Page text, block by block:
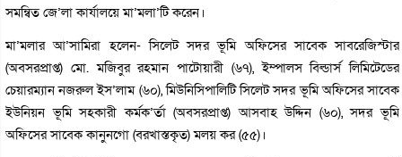
সমন্বিত জে’লা কার্যালয়ে মা’মলা’টি করেন।
মা’মলার আ’সামিরা হলেন- সিলেট সদর ভূমি অফিসের সাবেক সাবরেজিস্টার
(অবসরপ্রাপ্ত) মো. মজিবুর রহমান পাটোয়ারী (৬৭), ইম্পালস বিল্ডার্স লিমিটেডের
চেয়ারম্যান নজরুল ইস’লাম (৬০), মিউনিসিপালিটি সিলেট সদর ভূমি অফিসের সাবেক
ইউনিয়ন ভূমি সহকারী কর্মক’র্তা (অবসরপ্রাপ্ত) আসবাহ উদ্দিন (৬০), সদর ভূমি
অফিসের সাবেক কানুনগো (বরখাস্তকৃত) মলয় কর (৫৫)।